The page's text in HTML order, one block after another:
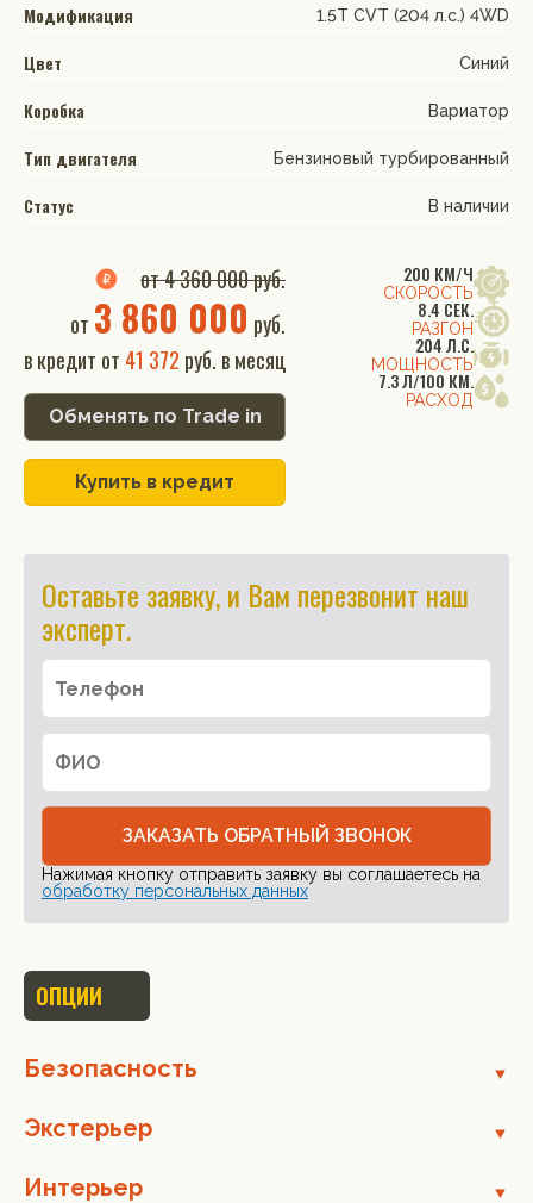
Модификация 1.5T CVT (204 л.с.) 4WD
Цвет Синий
Коробка Вариатор
Тип двигателя Бензиновый турбированный
Статус В наличии
200 КМ/Ч
СКОРОСТЬ
8.4 СЕК.
РАЗГОН
204 Л.С.
МОЩНОСТЬ
7.3 Л/100 КМ.
РАСХОД
от 4 360 000 руб.
от 3 860 000 руб.
в кредит от 41 372 руб. в месяц
Обменять по Trade in
Купить в кредит
Оставьте заявку, и Вам перезвонит наш
эксперт.
ЗАКАЗАТЬ ОБРАТНЫЙ ЗВОНОК
Нажимая кнопку отправить заявку вы соглашаетесь на
обработку персональных данных
ОПЦИИ
Безопасность
Экстерьер
Интерьер